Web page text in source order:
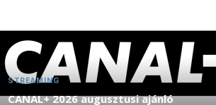
STREAMING
CANAL+ 2026 augusztusi ajánló